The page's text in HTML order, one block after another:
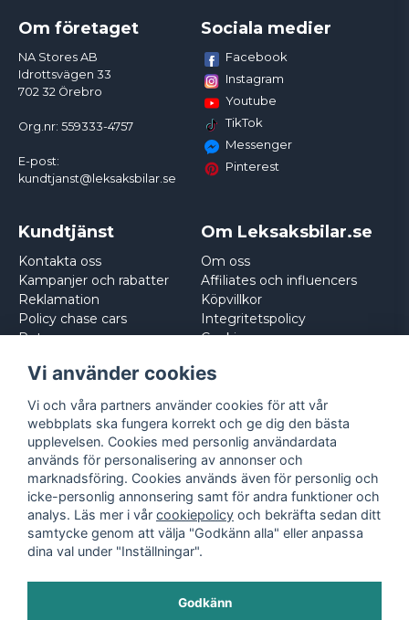
Om företaget
NA Stores AB
Idrottsvägen 33
702 32 Örebro
Org.nr: 559333-4757
E-post:
kundtjanst@leksaksbilar.se
Sociala medier
Facebook
Instagram
Youtube
TikTok
Messenger
Pinterest
Kundtjänst
Kontakta oss
Kampanjer och rabatter
Reklamation
Policy chase cars
Returnera
Om Leksaksbilar.se
Om oss
Affiliates och influencers
Köpvillkor
Integritetspolicy
Cookies
Vi använder cookies
Vi och våra partners använder cookies för att vår
webbplats ska fungera korrekt och ge dig den bästa
upplevelsen. Cookies med personlig användardata
används för personalisering av annonser och
marknadsföring. Cookies används även för personlig och
icke-personlig annonsering samt för andra funktioner och
analys. Läs mer i vår cookiepolicy och bekräfta sedan ditt
samtycke genom att välja "Godkänn alla" eller anpassa
dina val under "Inställningar".
Godkänn